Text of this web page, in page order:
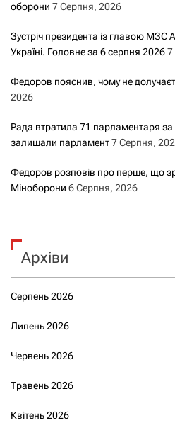
оборони 7 Серпня, 2026
Зустріч президента із главою МЗС
Україні. Головне за 6 серпня 20267
Федоров пояснив, чому не
2026
Рада втратила 71 парламентаря за
залишали парламент7 Серпня,
Федоров розповів про перше, що
Міноборони 6 Серпня, 2026
Архіви
Серпень 2026
Липень 2026
Червень 2026
Травень 2026
Квітень 2026